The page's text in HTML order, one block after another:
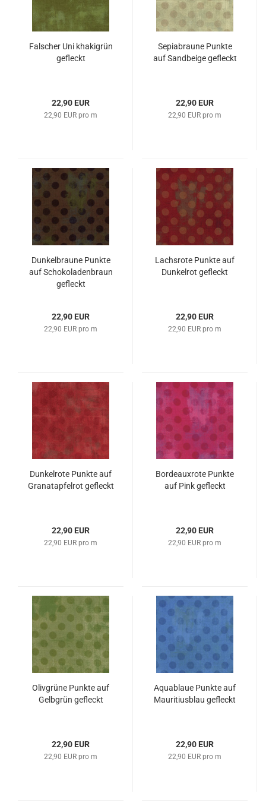
Falscher Uni khakigrün
gefleckt
22,90 EUR
22,90 EUR pro m
Sepiabraune Punkte
auf Sandbeige gefleckt
22,90 EUR
22,90 EUR pro m
Dunkelbraune Punkte
auf Schokoladenbraun
gefleckt
22,90 EUR
22,90 EUR pro m
Lachsrote Punkte auf
Dunkelrot gefleckt
22,90 EUR
22,90 EUR pro m
Dunkelrote Punkte auf
Granatapfelrot gefleckt
22,90 EUR
22,90 EUR pro m
Bordeauxrote Punkte
auf Pink gefleckt
22,90 EUR
22,90 EUR pro m
Olivgrüne Punkte auf
Gelbgrün gefleckt
22,90 EUR
22,90 EUR pro m
Aquablaue Punkte auf
Mauritiusblau gefleckt
22,90 EUR
22,90 EUR pro m